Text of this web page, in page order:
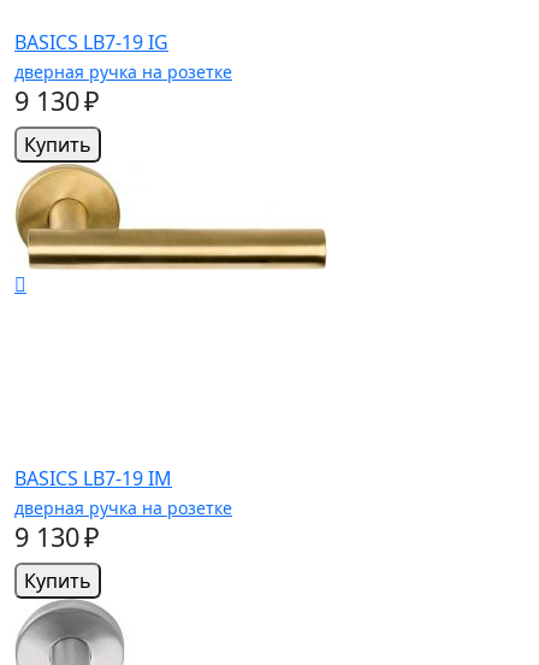
BASICS LB7-19 IG
дверная ручка на розетке
9 130 ₽
Купить
BASICS LB7-19 IM
дверная ручка на розетке
9 130 ₽
Купить